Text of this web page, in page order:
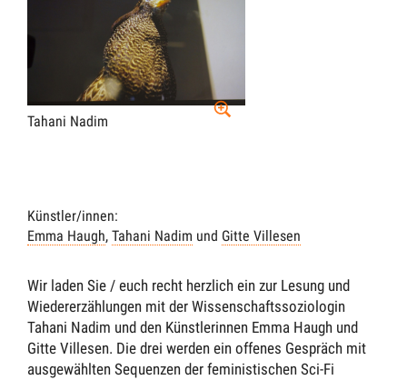
Tahani Nadim
Künstler/innen:
Emma Haugh, Tahani Nadim und Gitte Villesen
Wir laden Sie / euch recht herzlich ein zur Lesung und
Wiedererzählungen mit der Wissenschaftssoziologin
Tahani Nadim und den Künstlerinnen Emma Haugh und
Gitte Villesen. Die drei werden ein offenes Gespräch mit
ausgewählten Sequenzen der feministischen Sci-Fi